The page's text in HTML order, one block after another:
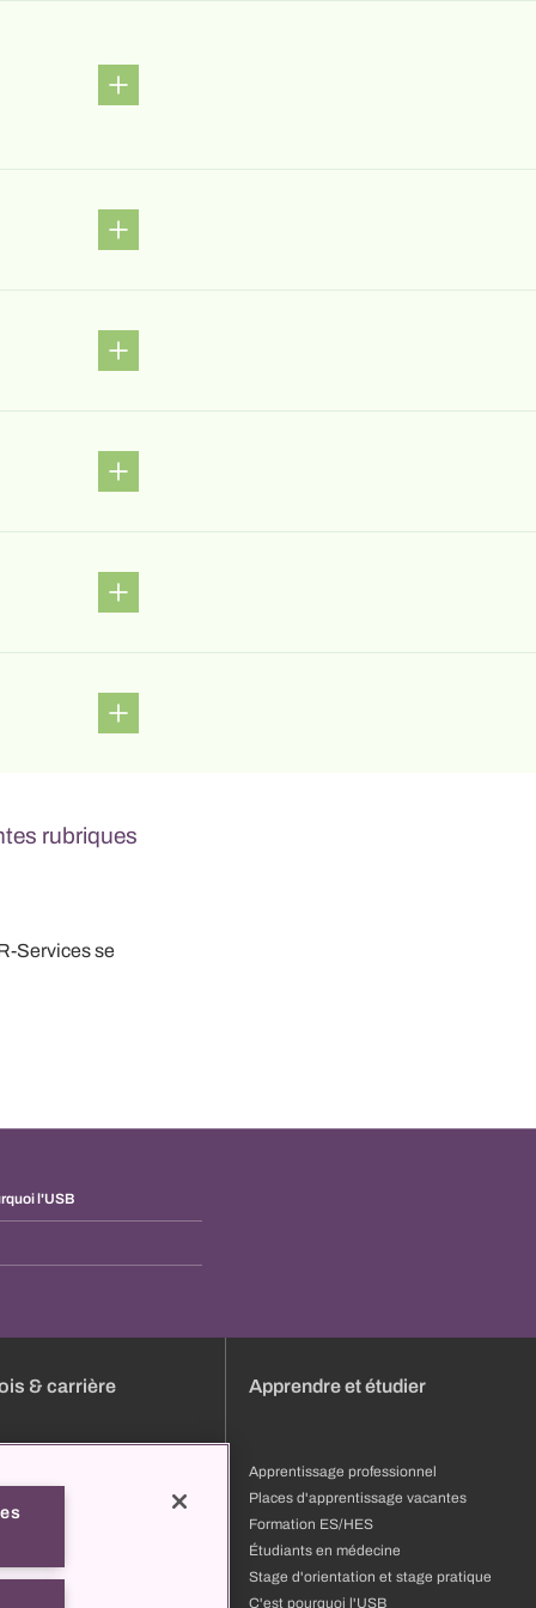
rubriques
Services se
l'USB
& carrière
et développement
l'USB
Apprendre et étudier
Apprentissage professionnel
Places d'apprentissage vacantes
Formation ES/HES
Étudiants en médecine
Stage d'orientation et stage pratique
C'est pourquoi l'USB